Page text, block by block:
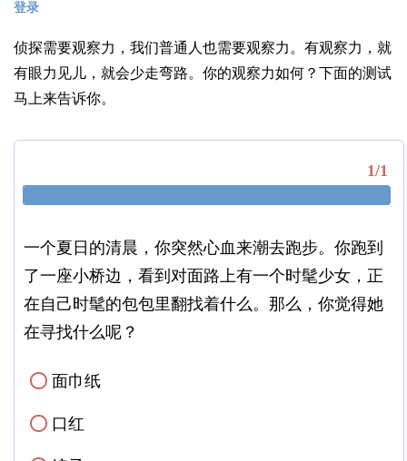
登录
侦探需要观察力，我们普通人也需要观察力。有观察力，就
有眼力见儿，就会少走弯路。你的观察力如何？下面的测试
马上来告诉你。
1/1
一个夏日的清晨，你突然心血来潮去跑步。你跑到
了一座小桥边，看到对面路上有一个时髦少女，正
在自己时髦的包包里翻找着什么。那么，你觉得她
在寻找什么呢？
✓面巾纸
✓口红